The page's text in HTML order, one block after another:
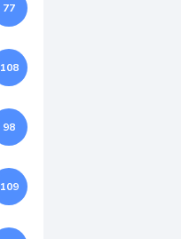
77
108
98
109